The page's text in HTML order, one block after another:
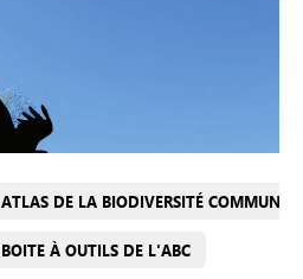
ATLAS DE LA BIODIVERSITÉ COMMUNALE
BOITE À OUTILS DE L'ABC